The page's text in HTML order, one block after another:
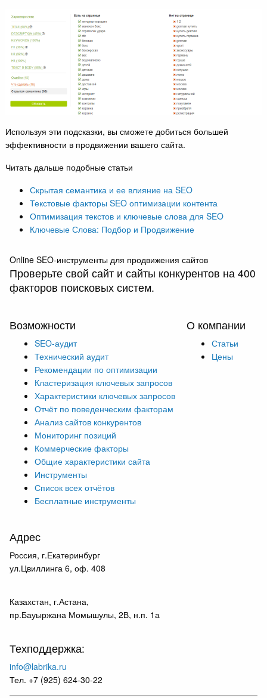
Используя эти подсказки, вы сможете добиться большей
эффективности в продвижении вашего сайта.
Читать дальше подобные статьи
Скрытая семантика и ее влияние на SEO
Текстовые факторы SEO оптимизации контента
Оптимизация текстов и ключевые слова для SEO
Ключевые Слова: Подбор и Продвижение
Online SEO-инструменты для продвижения сайтов
Проверьте свой сайт и сайты конкурентов на 400
факторов поисковых систем.
Возможности
SEO-аудит
Технический аудит
Рекомендации по оптимизации
Кластеризация ключевых запросов
Характеристики ключевых запросов
Отчёт по поведенческим факторам
Анализ сайтов конкурентов
Мониторинг позиций
Коммерческие факторы
Общие характеристики сайта
Инструменты
Список всех отчётов
Бесплатные инструменты
О компании
Статьи
Цены
Адрес
Россия, г.Екатеринбург
ул.Цвиллинга 6, оф. 408
Казахстан, г.Астана,
пр.Бауыржана Момышулы, 2В, н.п. 1а
Техподдержка:
info@labrika.ru
Тел. +7 (925) 624-30-22